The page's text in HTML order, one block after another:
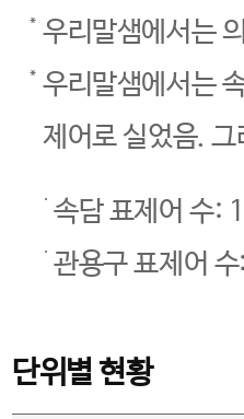
우리말샘에서는
우리말샘에서는
제어로 실었음.
속담 표제어 수:
관용구 표제어
단위별 현황